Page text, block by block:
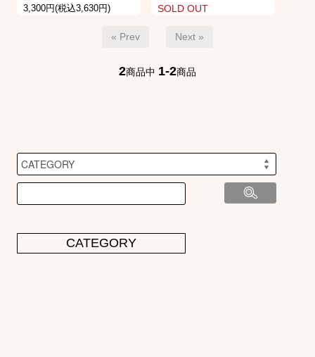
3,300円(税込3,630円) SOLD OUT
« Prev Next »
2商品中 1-2商品
CATEGORY